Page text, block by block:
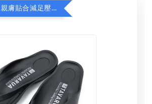
日本品牌拖，親膚貼合減足壓，超值加購75折！